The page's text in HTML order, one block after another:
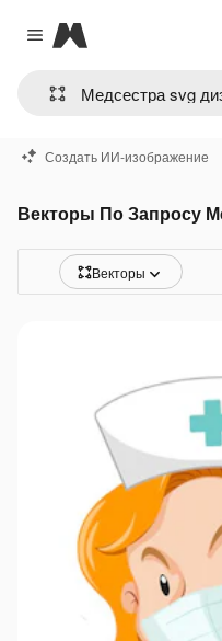
Close menu
Magnific
Создать ИИ-изображение
Векторы